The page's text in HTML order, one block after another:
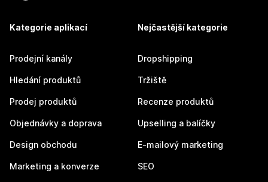
Kategorie aplikací
Prodejní kanály
Hledání produktů
Prodej produktů
Objednávky a doprava
Design obchodu
Marketing a konverze
Nejčastější kategorie
Dropshipping
Tržiště
Recenze produktů
Upselling a balíčky
E-mailový marketing
SEO